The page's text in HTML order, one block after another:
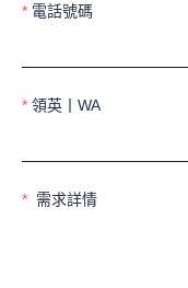
電話號碼
領英丨WA
需求詳情